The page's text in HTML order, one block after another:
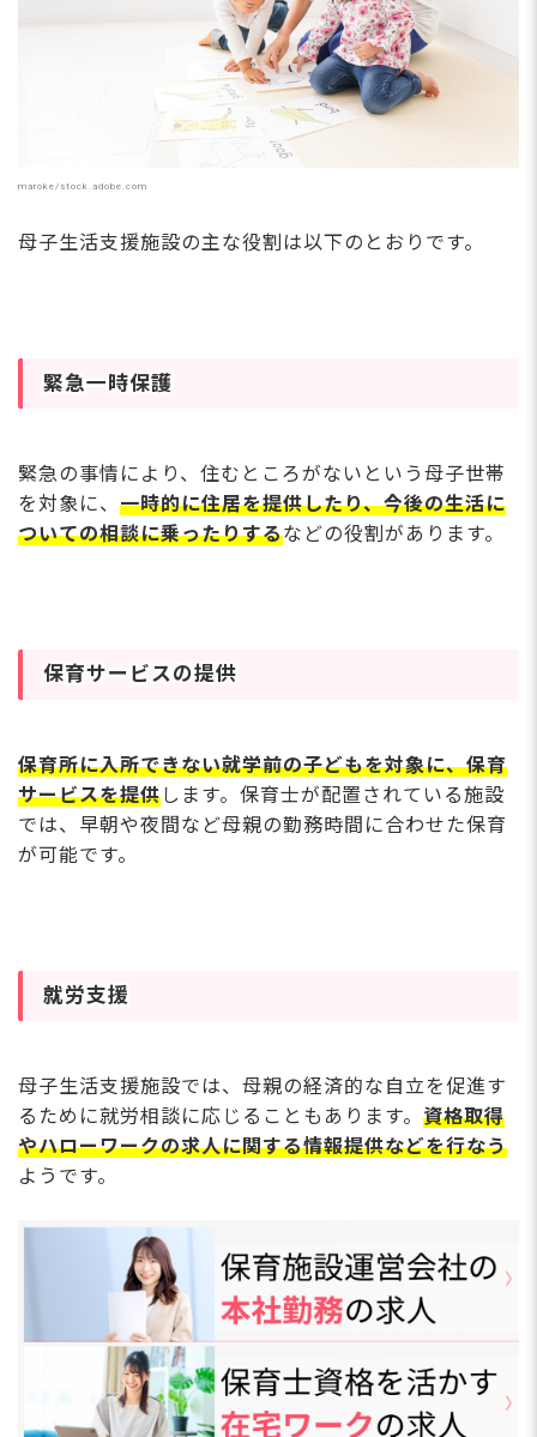
maroke/stock.adobe.com
母子生活支援施設の主な役割は以下のとおりです。
緊急一時保護
緊急の事情により、住むところがないという母子世帯
を対象に、 一時的に住居を提供したり、今後の生活に
ついての相談に乗ったりするなどの役割があります。
保育サービスの提供
保育所に入所できない就学前の子どもを対象に、保育
サービスを提供します。保育士が配置されている施設
では、早朝や夜間など母親の勤務時間に合わせた保育
が可能です。
就労支援
母子生活支援施設では、母親の経済的な自立を促進す
るために就労相談に応じることもあります。 資格取得
やハローワークの求人に関する情報提供などを行なう
ようです。